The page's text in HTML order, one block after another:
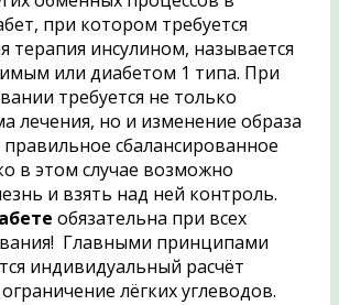
при котором требуется
терапия инсулином, называется
или диабетом 1 типа. При
требуется не только
лечения, но и изменение образа
сбалансированное
в этом случае возможно
и взять над ней контроль.
обязательна при всех
Главными принципами
индивидуальный расчёт
лёгких углеводов.